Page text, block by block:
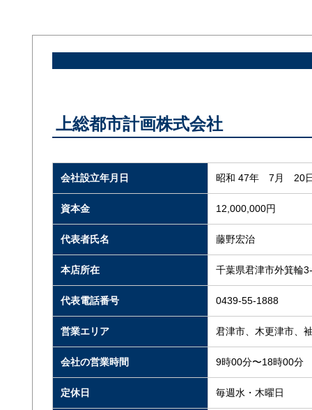
上総都市計画株式会社
会社設立年月日 昭和 47年 7月 20
資本金 12,000,000円
代表者氏名 藤野宏治
本店所在 千葉県君津市外箕輪
代表電話番号 0439-55-1888
営業エリア 君津市、木更津市、
会社の営業時間 9時00分〜18時00分
定休日 毎週水・木曜日